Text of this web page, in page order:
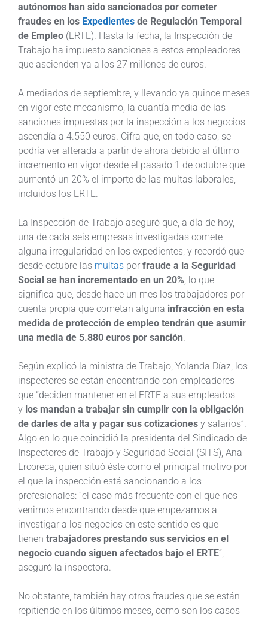
autónomos han sido sancionados por cometer
fraudes en los Expedientes de Regulación Temporal
de Empleo (ERTE). Hasta la fecha, la Inspección de
Trabajo ha impuesto sanciones a estos empleadores
que ascienden ya a los 27 millones de euros.
A mediados de septiembre, y llevando ya quince meses
en vigor este mecanismo, la cuantía media de las
sanciones impuestas por la inspección a los negocios
ascendía a 4.550 euros. Cifra que, en todo caso, se
podría ver alterada a partir de ahora debido al último
incremento en vigor desde el pasado 1 de octubre que
aumentó un 20% el importe de las multas laborales,
incluidos los ERTE.
La Inspección de Trabajo aseguró que, a día de hoy,
una de cada seis empresas investigadas comete
alguna irregularidad en los expedientes, y recordó que
desde octubre las multas por fraude a la Seguridad
Social se han incrementado en un 20% , lo que
significa que, desde hace un mes los trabajadores por
cuenta propia que cometan alguna infracción en esta
medida de protección de empleo tendrán que asumir
una media de 5.880 euros por sanción.
Según explicó la ministra de Trabajo, Yolanda Díaz, los
inspectores se están encontrando con empleadores
que “deciden mantener en el ERTE a sus empleados
y los mandan a trabajar sin cumplir con la obligación
de darles de alta y pagar sus cotizaciones y salarios”.
Algo en lo que coincidió la presidenta del Sindicado de
Inspectores de Trabajo y Seguridad Social (SITS), Ana
Ercoreca, quien situó éste como el principal motivo por
el que la inspección está sancionando a los
profesionales: “el caso más frecuente con el que nos
venimos encontrando desde que empezamos a
investigar a los negocios en este sentido es que
tienen trabajadores prestando sus servicios en el
negocio cuando siguen afectados bajo el ERTE“,
aseguró la inspectora.
No obstante, también hay otros fraudes que se están
repitiendo en los últimos meses, como son los casos